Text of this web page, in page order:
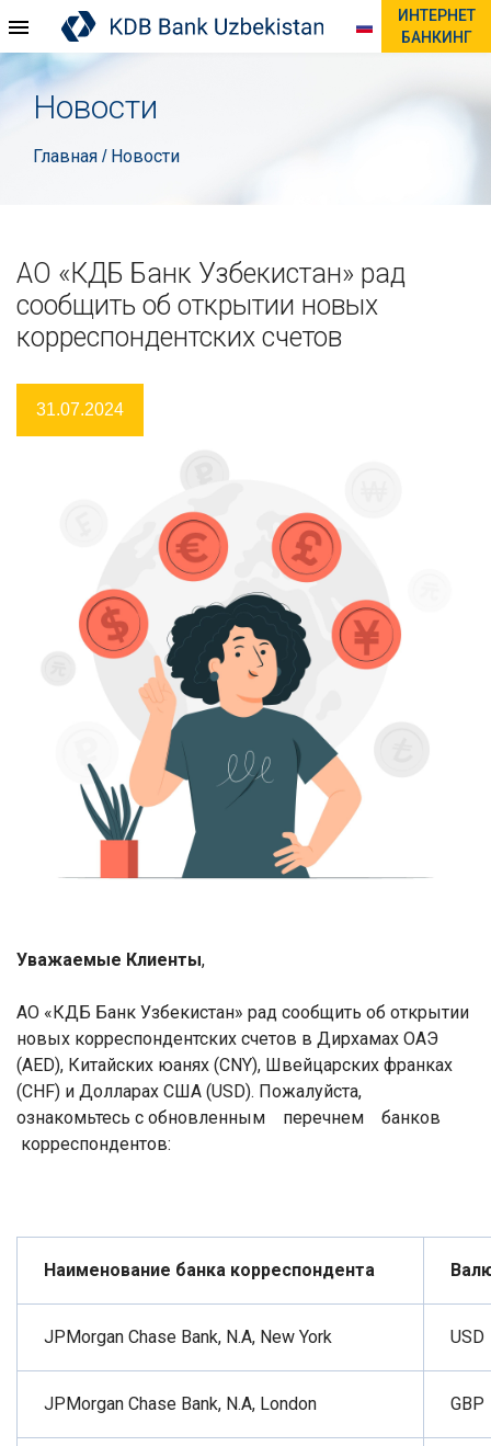
ИНТЕРНЕТ
БАНКИНГ
Новости
Главная / Новости
АО «КДБ Банк Узбекистан» рад
сообщить об открытии новых
корреспондентских счетов
31.07.2024
Уважаемые Клиенты,
АО «КДБ Банк Узбекистан» рад сообщить об открытии
новых корреспондентских счетов в Дирхамах ОАЭ
(AED), Китайских юанях (CNY), Швейцарских франках
(CHF) и Долларах США (USD). Пожалуйста,
ознакомьтесь с обновленным перечнем
банков
корреспондентов:
Наименование банка корреспондента
JPMorgan Chase Bank, N.A, New York USD
JPMorgan Chase Bank, N.A, London GBP